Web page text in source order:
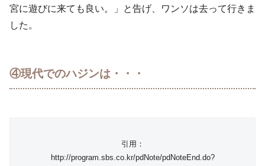
宮に遊びに来ても良い。」と告げ、ワンソは去って行きま
した。
④現代でのハジンは・・・
引用：
http://program.sbs.co.kr/pdNote/pdNoteEnd.do?